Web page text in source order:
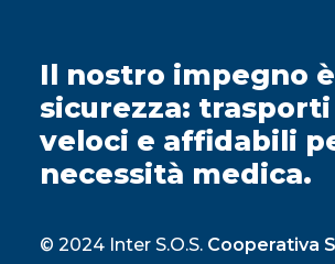
Il nostro impegno
sicurezza:
veloci e affidabili
necessità medica.
© 2024 Inter S.O.S. Cooperativa